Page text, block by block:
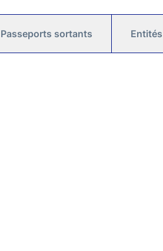
Passeports sortants